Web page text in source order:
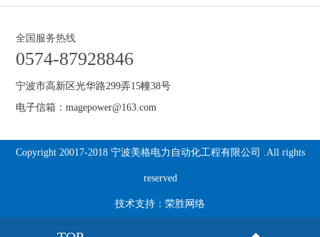
全国服务热线
0574-87928846
宁波市高新区光华路299弄15幢38号
电子信箱：magepower@163.com
Copyright 20017-2018 宁波美格电力自动化工程有限公司 .All rights
reserved
技术支持： 荣胜网络